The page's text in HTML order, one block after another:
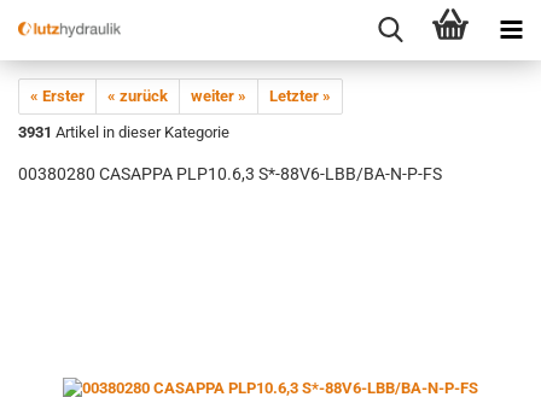
« Erster « zurück weiter »
Letzter »
3931 Artikel in dieser Kategorie
00380280 CASAPPA PLP10.6,3 S*-88V6-LBB/BA-N-P-FS